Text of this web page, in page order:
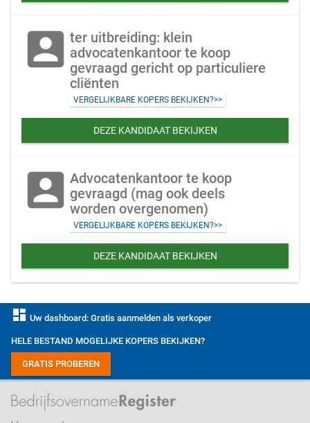
account_box ter uitbreiding: klein
advocatenkantoor te koop
gevraagd gericht op particuliere
cliënten
VERGELIJKBARE KOPERS BEKIJKEN?>>
DEZE KANDIDAAT BEKIJKEN
account_box Advocatenkantoor te koop
gevraagd (mag ook deels
worden overgenomen)
VERGELIJKBARE KOPERS BEKIJKEN?>>
DEZE KANDIDAAT BEKIJKEN
dashboard Uw dashboard: Gratis aanmelden als verkoper
HELE BESTAND MOGELIJKE KOPERS BEKIJKEN?
GRATIS PROBEREN